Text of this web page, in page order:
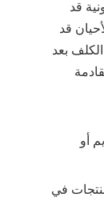
قد
قد
بعد
أو
في